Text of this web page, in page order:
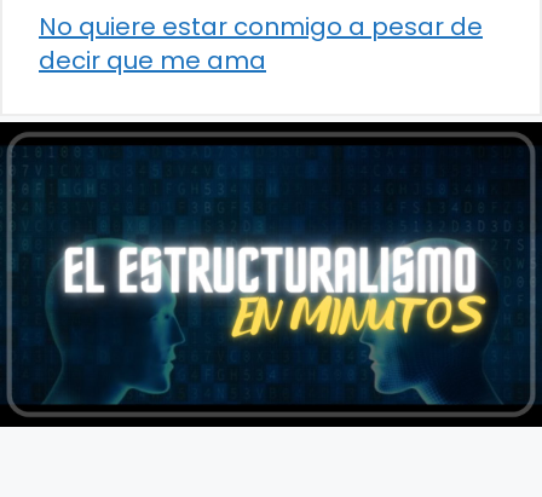
No quiere estar conmigo a pesar de
decir que me ama